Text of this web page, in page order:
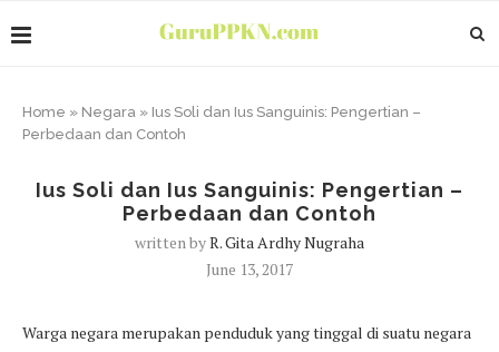
Home » Negara » Ius Soli dan Ius Sanguinis: Pengertian –
Perbedaan dan Contoh
Ius Soli dan Ius Sanguinis: Pengertian –
Perbedaan dan Contoh
written byR. Gita Ardhy Nugraha
June 13, 2017
Warga negara merupakan penduduk yang tinggal di suatu negara